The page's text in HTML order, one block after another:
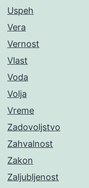
Uspeh
Vera
Vernost
Vlast
Voda
Volja
Vreme
Zadovoljstvo
Zahvalnost
Zakon
Zaljubljenost